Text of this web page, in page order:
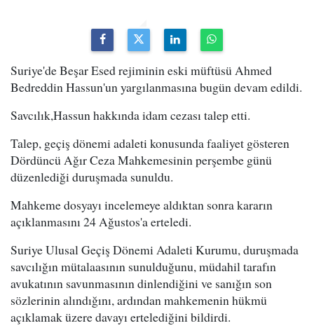
Suriye'de Beşar Esed rejiminin eski müftüsü Ahmed
Bedreddin Hassun'un yargılanmasına bugün devam edildi.
Savcılık,Hassun hakkında idam cezası talep etti.
Talep, geçiş dönemi adaleti konusunda faaliyet gösteren
Dördüncü Ağır Ceza Mahkemesinin perşembe günü
düzenlediği duruşmada sunuldu.
Mahkeme dosyayı incelemeye aldıktan sonra kararın
açıklanmasını 24 Ağustos'a erteledi.
Suriye Ulusal Geçiş Dönemi Adaleti Kurumu, duruşmada
savcılığın mütalaasının sunulduğunu, müdahil tarafın
avukatının savunmasının dinlendiğini ve sanığın son
sözlerinin alındığını, ardından mahkemenin hükmü
açıklamak üzere davayı ertelediğini bildirdi.